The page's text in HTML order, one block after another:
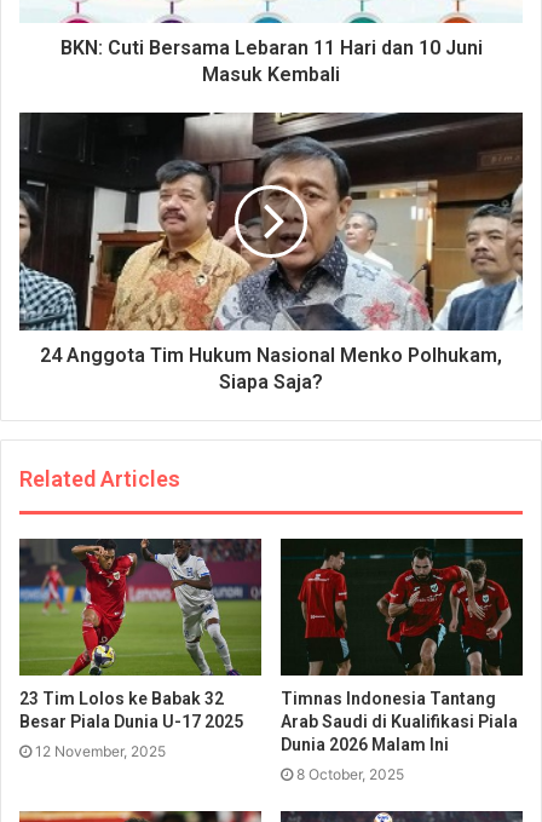
BKN: Cuti Bersama Lebaran 11 Hari dan 10 Juni
Masuk Kembali
24 Anggota Tim Hukum Nasional Menko Polhukam,
Siapa Saja?
Related Articles
23 Tim Lolos ke Babak 32
Besar Piala Dunia U-17 2025
12 November, 2025
Timnas Indonesia Tantang
Arab Saudi di Kualifikasi Piala
Dunia 2026 Malam Ini
8 October, 2025